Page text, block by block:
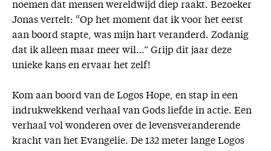
En verder
Bijbelstudieagenda
noemen dat mensen wereldwijd diep raakt. Bezoeker
Jonas vertelt: “Op het moment dat ik voor het eerst
aan boord stapte, was mijn hart veranderd. Zodanig
dat ik alleen maar meer wil…” Grijp dit jaar deze
unieke kans en ervaar het zelf!
Kom aan boord van de Logos Hope, en stap in een
indrukwekkend verhaal van Gods liefde in actie. Een
verhaal vol wonderen over de levensveranderende
kracht van het Evangelie. De 132 meter lange Logos